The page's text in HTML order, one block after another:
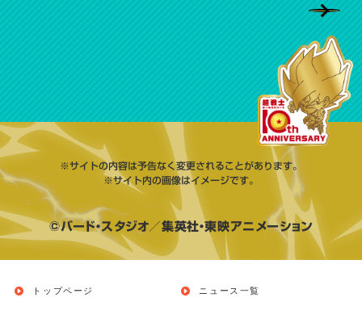
※サイトの内容は予告なく変更されることがあります。
※サイト内の画像はイメージです。
©バード・スタジオ／集英社・東映アニメーション
トップページ ニュース一覧